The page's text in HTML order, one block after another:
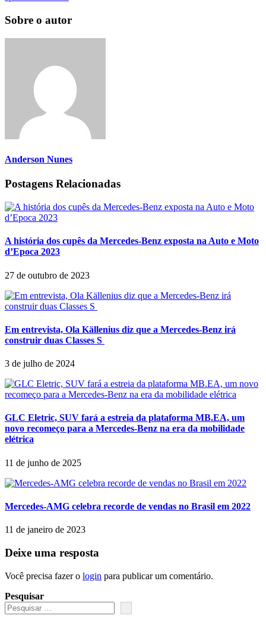
Sobre o autor
Anderson Nunes
Postagens Relacionadas
A história dos cupês da Mercedes-Benz exposta na Auto e Moto
d’Epoca 2023
27 de outubro de 2023
Em entrevista, Ola Källenius diz que a Mercedes-Benz irá
construir duas Classes S
3 de julho de 2024
GLC Eletric, SUV fará a estreia da plataforma MB.EA, um
novo recomeço para a Mercedes-Benz na era da mobilidade
elétrica
11 de junho de 2025
Mercedes-AMG celebra recorde de vendas no Brasil em 2022
11 de janeiro de 2023
Deixe uma resposta
Você precisa fazer o login para publicar um comentário.
Pesquisar